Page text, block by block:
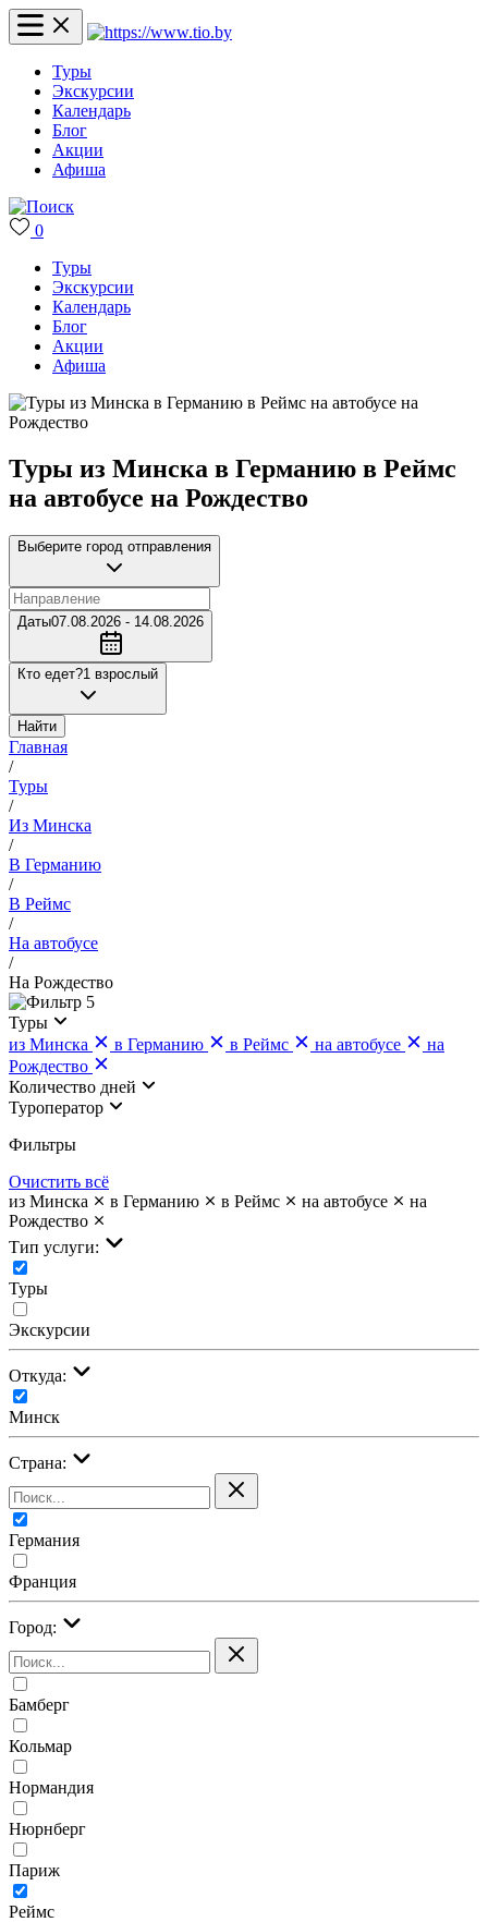
Туры
Экскурсии
Календарь
Блог
Акции
Афиша
0
Туры
Экскурсии
Календарь
Блог
Акции
Афиша
Туры из Минска в Германию в Реймс
на автобусе на Рождество
Выберите город отправления
Даты07.08.2026 - 14.08.2026
Кто едет?1 взрослый
Найти
Главная
/
Туры
/
Из Минска
/
В Германию
/
В Реймс
/
На автобусе
/
На Рождество
5
Туры
из Минска
в Германию в Реймс на автобусе
на
Рождество
Количество дней
Туроператор
Фильтры
Очистить всё
из Минска
в Германию в Реймс на автобусе
на
Рождество
Тип услуги:
Туры
Экскурсии
Откуда:
Минск
Страна:
Германия
Франция
Город:
Бамберг
Кольмар
Нормандия
Нюрнберг
Париж
Реймс